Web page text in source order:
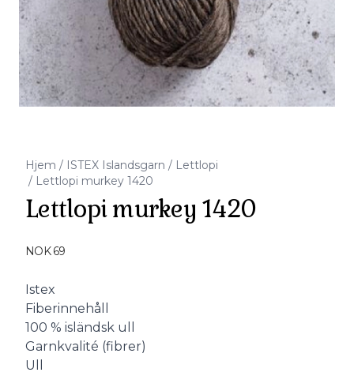
Hjem / ISTEX Islandsgarn / Lettlopi
/ Lettlopi murkey 1420
Lettlopi murkey 1420
NOK 69
Description
Istex
Fiberinnehåll
100 % isländsk ull
Garnkvalité (fibrer)
Ull